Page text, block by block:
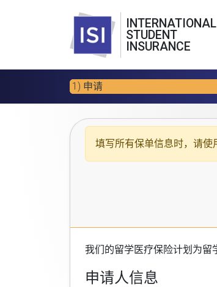
INTERNATIONAL
STUDENT
INSURANCE
1) 申请
填写所有保单信息时，请使
我们的留学医疗保险计划 为留
申请人信息